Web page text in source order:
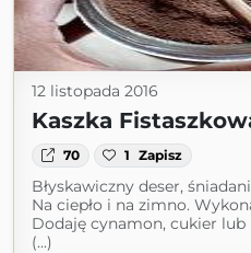
12 listopada 2016
Kaszka
70 1 Zapisz
Błyskawiczny deser,
Na ciepło i na zimno.
Dodaję cynamon, cukier lub
(...)